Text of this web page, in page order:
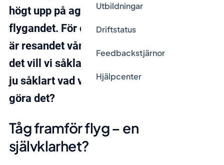
Utbildningar
Driftstatus
Feedbackstjärnor
Hjälpcenter
högt upp på agendan, och särskilt
flygandet. För oss som konsultföretag så
är resandet vår största miljöpåverkan och
det vill vi såklart göra något åt. Frågan är
ju såklart vad vi ska göra och hur vi ska
göra det?
Tåg framför flyg – en
självklarhet?